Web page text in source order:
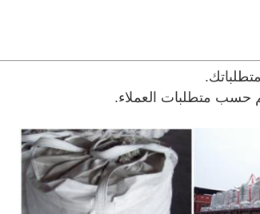
حسب متطلبات العملاء.